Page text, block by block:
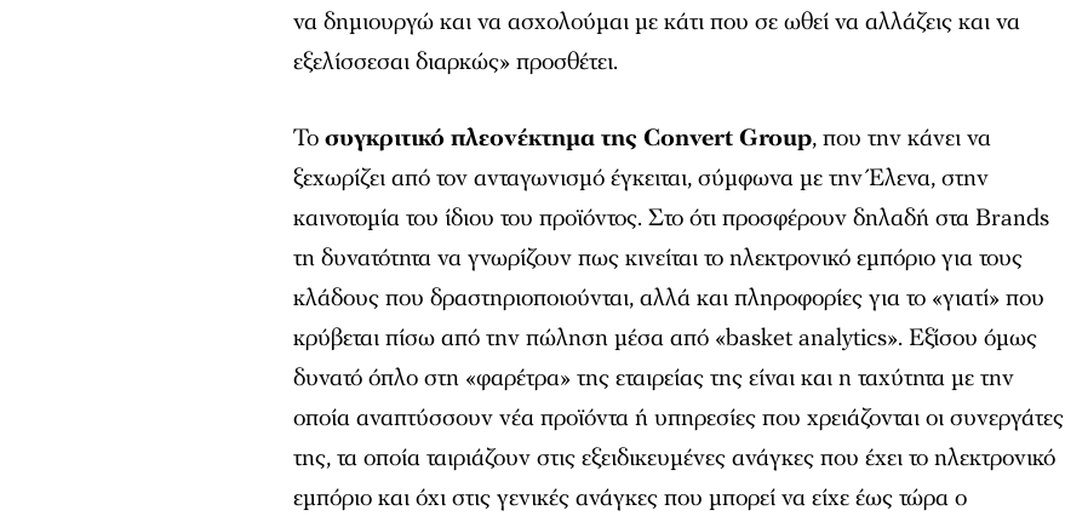
να δημιουργώ και να ασχολούμαι με κάτι που σε ωθεί να αλλάζεις και να
εξελίσσεσαι διαρκώς» προσθέτει.
Τοσυγκριτικό πλεονέκτημα της Convert Group, που την κάνει να
ξεχωρίζει από τον ανταγωνισμό έγκειται, σύμφωνα με την Έλενα, στην
καινοτομία του ίδιου του προϊόντος. Στο ότι προσφέρουν δηλαδή στα Brands
τη δυνατότητα να γνωρίζουν πως κινείται το ηλεκτρονικό εμπόριο για τους
κλάδους που δραστηριοποιούνται, αλλά και πληροφορίες για το «γιατί» που
κρύβεται πίσω από την πώληση μέσα από «basket analytics». Εξίσου όμως
δυνατό όπλο στη «φαρέτρα» της εταιρείας της είναι και η ταχύτητα με την
οποία αναπτύσσουν νέα προϊόντα ή υπηρεσίες που χρειάζονται οι συνεργάτες
της, τα οποία ταιριάζουν στις εξειδικευμένες ανάγκες που έχει το ηλεκτρονικό
εμπόριο και όχι στις γενικές ανάγκες που μπορεί να είχε έως τώρα ο